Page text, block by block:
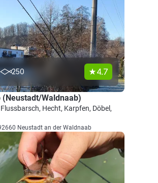
250 4.7
(Neustadt/Waldnaab)
Hecht, Karpfen, Döbel,
Neustadt an der Waldnaab